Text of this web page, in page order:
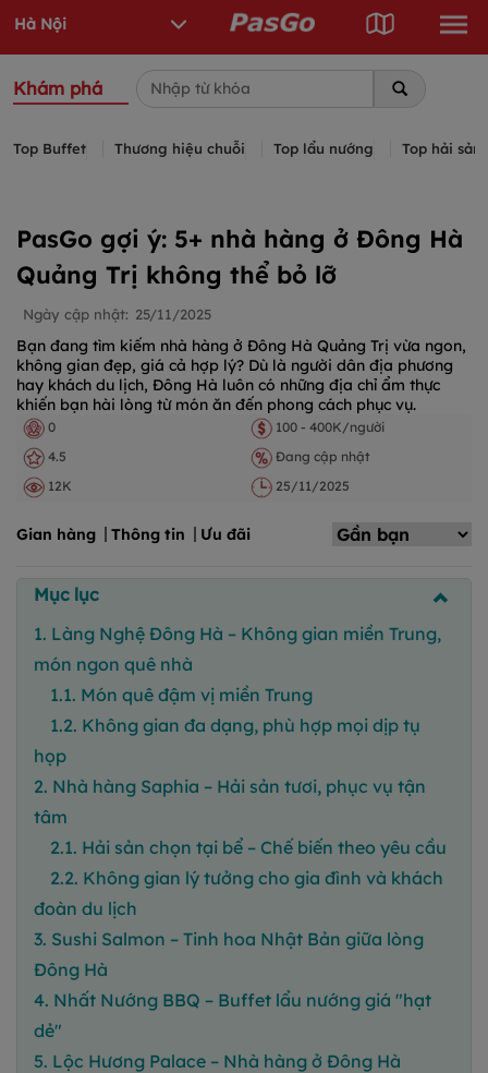
Khám phá
Top Buffet Thương hiệu chuỗi Top lẩu nướng Top hải sản
PasGo gợi ý: 5+ nhà hàng ở Đông Hà
Quảng Trị không thể bỏ lỡ
Ngày cập nhật: 25/11/2025
Bạn đang tìm kiếm nhà hàng ở Đông Hà Quảng Trị vừa ngon,
không gian đẹp, giá cả hợp lý? Dù là người dân địa phương
hay khách du lịch, Đông Hà luôn có những địa chỉ ẩm thực
khiến bạn hài lòng từ món ăn đến phong cách phục vụ.
0
100 - 400K/người
4.5
Đang cập nhật
12K
25/11/2025
Gian hàng Thông tin Ưu đãi
Mục lục
1. Làng Nghệ Đông Hà – Không gian miền Trung,
món ngon quê nhà
1.1. Món quê đậm vị miền Trung
1.2. Không gian đa dạng, phù hợp mọi dịp tụ
họp
2. Nhà hàng Saphia – Hải sản tươi, phục vụ tận
tâm
2.1. Hải sản chọn tại bể – Chế biến theo yêu cầu
2.2. Không gian lý tưởng cho gia đình và khách
đoàn du lịch
3. Sushi Salmon – Tinh hoa Nhật Bản giữa lòng
Đông Hà
4. Nhất Nướng BBQ – Buffet lẩu nướng giá "hạt
dẻ"
5. Lộc Hương Palace – Nhà hàng ở Đông Hà